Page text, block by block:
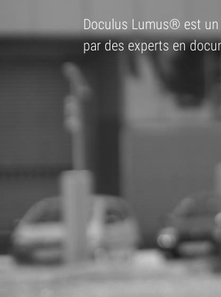
Doculus Lumus® est
par des experts en